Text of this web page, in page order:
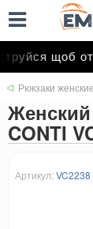
щоб
Рюкзаки женские
CONTI
Артикул: